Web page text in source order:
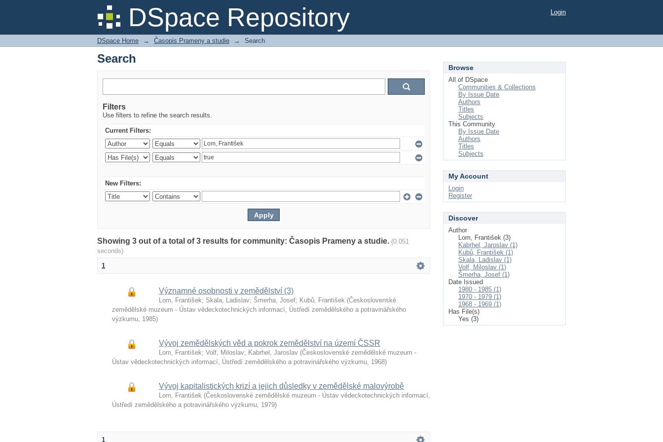
DSpace Repository
Search Login
DSpace Home → Časopis Prameny a studie → Search
Search
Filters
Use filters to refine the search results.
Current Filters:
New Filters:
Showing 3 out of a total of 3 results for community: Časopis Prameny a studie. (0.051
seconds)
1
Významné osobnosti v zemědělství (3)
Lom, František; Skala, Ladislav; Šmerha, Josef; Kubů, František (Československé
zemědělské muzeum - Ústav vědeckotechnických informací, Ústředí zemědělského a potravinářského
výzkumu, 1985)
Vývoj zemědělských věd a pokrok zemědělství na území ČSSR
Lom, František; Volf, Miloslav; Kabrhel, Jaroslav (Československé zemědělské muzeum -
Ústav vědeckotechnických informací, Ústředí zemědělského a potravinářského výzkumu, 1968)
Vývoj kapitalistických krizí a jejich důsledky v zemědělské malovýrobě
Lom, František (Československé zemědělské muzeum - Ústav vědeckotechnických informací,
Ústředí zemědělského a potravinářského výzkumu, 1979)
1
Browse
All of DSpace
Communities & Collections
By Issue Date
Authors
Titles
Subjects
This Community
By Issue Date
Authors
Titles
Subjects
My Account
Login
Register
Discover
Author
Lom, František (3)
Kabrhel, Jaroslav (1)
Kubů, František (1)
Skala, Ladislav (1)
Volf, Miloslav (1)
Šmerha, Josef (1)
Date Issued
1980 - 1985 (1)
1970 - 1979 (1)
1968 - 1969 (1)
Has File(s)
Yes (3)